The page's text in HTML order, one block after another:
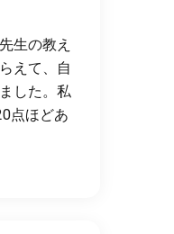
生の教え
えて、自
した。私
点ほどあ